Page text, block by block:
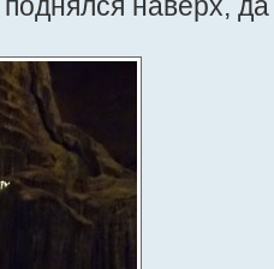
наверх,